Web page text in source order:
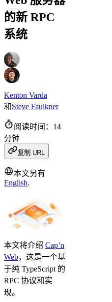
的新 RPC
系统
Kenton Varda
和Steve Faulkner
阅读时间：14
分钟
复制 URL
本文另有
English.
本文将介绍 Cap’n
Web，这是一个基
于纯 TypeScript 的
RPC 协议和实
现。